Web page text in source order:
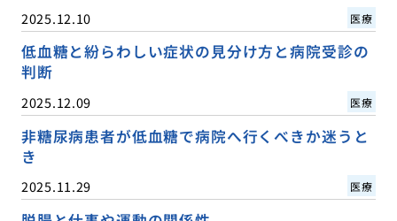
2025.12.10 医療
低血糖と紛らわしい症状の見分け方と病院受診の
判断
2025.12.09 医療
非糖尿病患者が低血糖で病院へ行くべきか迷うと
き
2025.11.29 医療